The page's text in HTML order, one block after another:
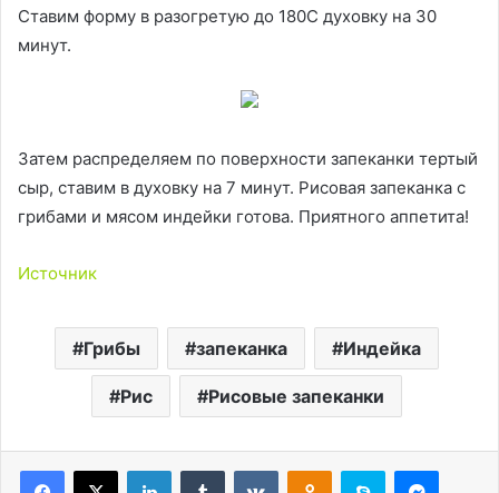
Ставим форму в разогретую до 180С духовку на 30
минут.
Затем распределяем по поверхности запеканки тертый
сыр, ставим в духовку на 7 минут. Рисовая запеканка с
грибами и мясом индейки готова. Приятного аппетита!
Источник
Грибы запеканка Индейка
Рис Рисовые запеканки
LinkedInTumblr ВконтактеОдноклассники
Skype